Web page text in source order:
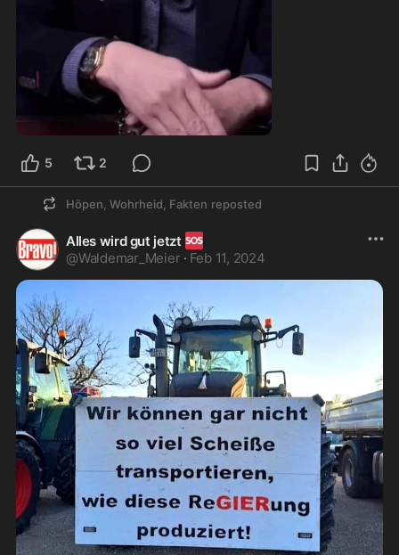
1:03
5 2
Höpen, Wohrheid, Fakten reposted
Alles wird gut jetzt 🆘
@Waldemar_Meier · Feb 11, 2024